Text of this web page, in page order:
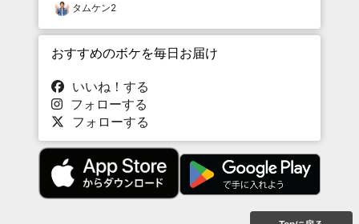
タムケン2
おすすめのボケを毎日お届け
いいね！する
フォローする
フォローする